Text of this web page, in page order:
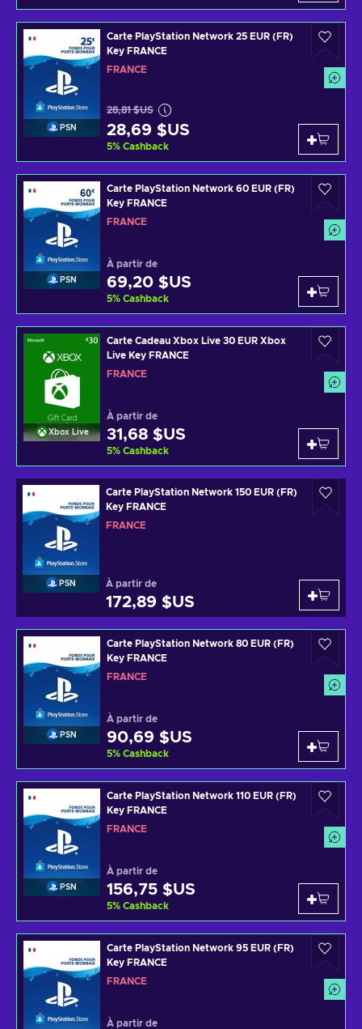
PSN
Carte PlayStation Network 25 EUR (FR)
Key FRANCE
FRANCE
28,81 $US
28,69 $US
5% Cashback
PSN
Carte PlayStation Network 60 EUR (FR)
Key FRANCE
FRANCE
À partir de
69,20 $US
5% Cashback
Xbox Live
Carte Cadeau Xbox Live 30 EUR Xbox
Live Key FRANCE
FRANCE
À partir de
31,68 $US
5% Cashback
PSN
Carte PlayStation Network 150 EUR (FR)
Key FRANCE
FRANCE
À partir de
172,89 $US
PSN
Carte PlayStation Network 80 EUR (FR)
Key FRANCE
FRANCE
À partir de
90,69 $US
5% Cashback
PSN
Carte PlayStation Network 110 EUR (FR)
Key FRANCE
FRANCE
À partir de
156,75 $US
5% Cashback
Carte PlayStation Network 95 EUR (FR)
Key FRANCE
FRANCE
À partir de